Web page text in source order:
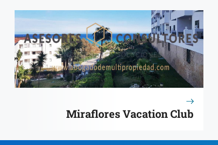
Miraflores Vacation Club